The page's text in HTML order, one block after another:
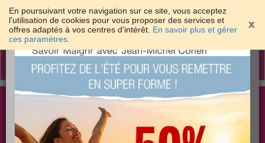
En poursuivant votre navigation sur ce site, vous acceptez
l'utilisation de cookies pour vous proposer des services et
offres adaptés à vos centres d'intérêt. En savoir plus et gérer
ces paramètres.
Toggle
Les meilleures solutions pour maigrir et être bien
dans sa peau
×